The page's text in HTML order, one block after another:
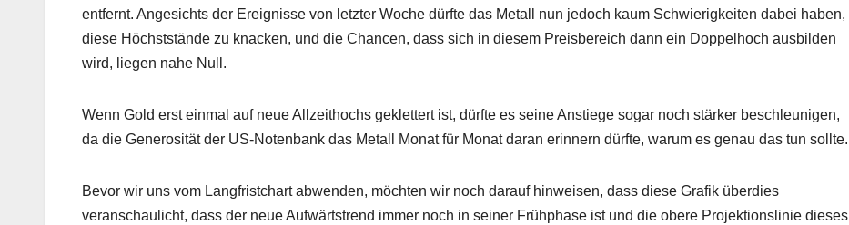
entfernt. Angesichts der Ereignisse von letzter Woche dürfte das Metall nun jedoch kaum Schwierigkeiten dabei haben,
diese Höchststände zu knacken, und die Chancen, dass sich in diesem Preisbereich dann ein Doppelhoch ausbilden
wird, liegen nahe Null.
Wenn Gold erst einmal auf neue Allzeithochs geklettert ist, dürfte es seine Anstiege sogar noch stärker beschleunigen,
da die Generosität der US-Notenbank das Metall Monat für Monat daran erinnern dürfte, warum es genau das tun sollte.
Bevor wir uns vom Langfristchart abwenden, möchten wir noch darauf hinweisen, dass diese Grafik überdies
veranschaulicht, dass der neue Aufwärtstrend immer noch in seiner Frühphase ist und die obere Projektionslinie dieses